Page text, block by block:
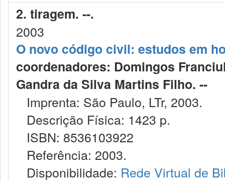
2. tiragem. --.
2003
O novo código civil: estudos em
coordenadores: Domingos
Gandra da Silva Martins Filho. --
Imprenta: São Paulo, LTr, 2003.
Descrição Física: 1423 p.
ISBN: 8536103922
Referência: 2003.
Disponibilidade: Rede Virtual de